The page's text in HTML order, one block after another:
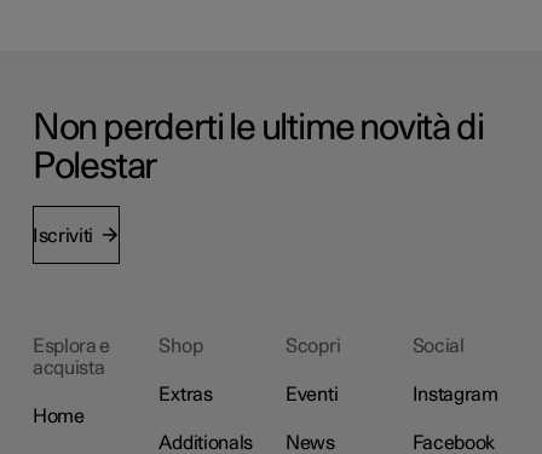
Non perderti le ultime novità di
Polestar
Iscriviti
Esplora e
acquista
Home
Shop
Extras
Additionals
Scopri
Eventi
News
Social
Instagram
Facebook